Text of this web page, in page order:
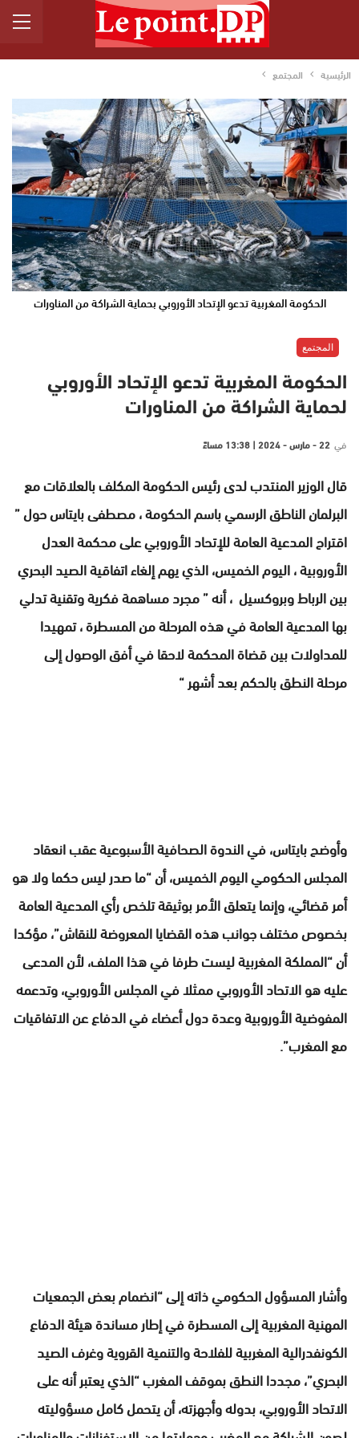
الرئيسية المجتمع
الحكومة المغربية تدعو الإتحاد الأوروبي بحماية الشراكة من المناورات
المجتمع
الحكومة المغربية تدعو الإتحاد الأوروبي
لحماية الشراكة من المناورات
في 22 - مارس - 2024 | 13:38 مساءً
قال الوزير المنتدب لدى رئيس الحكومة المكلف بالعلاقات مع
البرلمان الناطق الرسمي باسم الحكومة ، مصطفى بايتاس حول ”
اقتراح المدعية العامة للإتحاد الأوروبي على محكمة العدل
الأوروبية ، اليوم الخميس، الذي يهم إلغاء اتفاقية الصيد البحري
بين الرباط وبروكسيل ، أنه ” مجرد مساهمة فكرية وتقنية تدلي
بها المدعية العامة في هذه المرحلة من المسطرة ، تمهيدا
للمداولات بين قضاة المحكمة لاحقا في أفق الوصول إلى
مرحلة النطق بالحكم بعد أشهر “
وأوضح بايتاس، في الندوة الصحافية الأسبوعية عقب انعقاد
المجلس الحكومي اليوم الخميس، أن “ما صدر ليس حكما ولا هو
أمر قضائي، وإنما يتعلق الأمر بوثيقة تلخص رأي المدعية العامة
بخصوص مختلف جوانب هذه القضايا المعروضة للنقاش”، مؤكدا
أن “المملكة المغربية ليست طرفا في هذا الملف، لأن المدعى
عليه هو الاتحاد الأوروبي ممثلا في المجلس الأوروبي، وتدعمه
المفوضية الأوروبية وعدة دول أعضاء في الدفاع عن الاتفاقيات
مع المغرب”.
وأشار المسؤول الحكومي ذاته إلى “انضمام بعض الجمعيات
المهنية المغربية إلى المسطرة في إطار مساندة هيئة الدفاع
الكونفدرالية المغربية للفلاحة والتنمية القروية وغرف الصيد
البحري”، مجددا النطق بموقف المغرب “الذي يعتبر أنه على
الاتحاد الأوروبي، بدوله وأجهزته، أن يتحمل كامل مسؤوليته